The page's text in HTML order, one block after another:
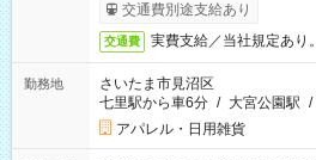
交通費別途支給あり
交通費 実費支給／当社規定あり。
勤務地
さいたま市見沼区
七里駅から車6分 / 大宮公園駅 /
アパレル・日用雑貨